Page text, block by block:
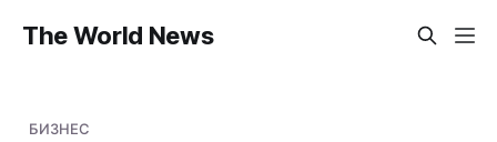
The World News
БИЗНЕС